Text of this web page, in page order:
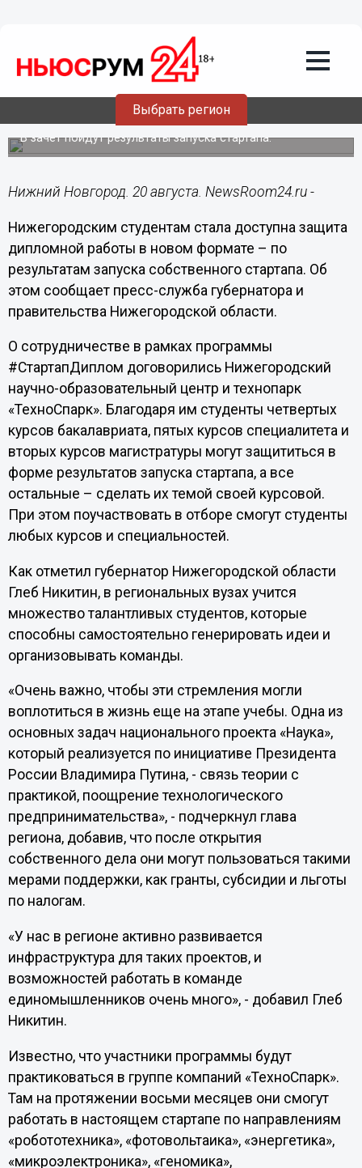
Выбрать регион
20.08.202011:46
Нижегородские студенты защитят
дипломы в необычном формате
В зачет пойдут результаты запуска стартапа.
Нижний Новгород. 20 августа. NewsRoom24.ru -
Нижегородским студентам стала доступна защита
дипломной работы в новом формате – по
результатам запуска собственного стартапа. Об
этом сообщает пресс-служба губернатора и
правительства Нижегородской области.
О сотрудничестве в рамках программы
#СтартапДиплом договорились Нижегородский
научно-образовательный центр и технопарк
«ТехноСпарк». Благодаря им студенты четвертых
курсов бакалавриата, пятых курсов специалитета и
вторых курсов магистратуры могут защититься в
форме результатов запуска стартапа, а все
остальные – сделать их темой своей курсовой.
При этом поучаствовать в отборе смогут студенты
любых курсов и специальностей.
Как отметил губернатор Нижегородской области
Глеб Никитин, в региональных вузах учится
множество талантливых студентов, которые
способны самостоятельно генерировать идеи и
организовывать команды.
«Очень важно, чтобы эти стремления могли
воплотиться в жизнь еще на этапе учебы. Одна из
основных задач национального проекта «Наука»,
который реализуется по инициативе Президента
России Владимира Путина, - связь теории с
практикой, поощрение технологического
предпринимательства», - подчеркнул глава
региона, добавив, что после открытия
собственного дела они могут пользоваться такими
мерами поддержки, как гранты, субсидии и льготы
по налогам.
«У нас в регионе активно развивается
инфраструктура для таких проектов, и
возможностей работать в команде
единомышленников очень много», - добавил Глеб
Никитин.
Известно, что участники программы будут
практиковаться в группе компаний «ТехноСпарк».
Там на протяжении восьми месяцев они смогут
работать в настоящем стартапе по направлениям
«робототехника», «фотовольтаика», «энергетика»,
«микроэлектроника», «геномика»,